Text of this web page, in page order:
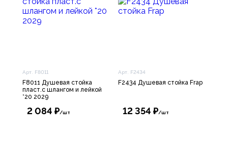
Арт. F8011
F8011 Душевая стойка
пласт.с шлангом и лейкой
*20 2029
2 084 ₽/шт
Арт. F2434
F2434 Душевая стойка Frap
12 354 ₽/шт